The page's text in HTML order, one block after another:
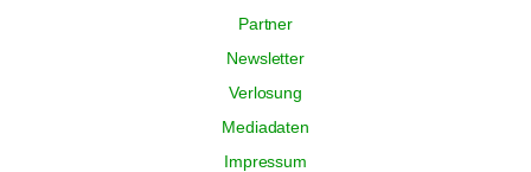
Partner
Newsletter
Verlosung
Mediadaten
Impressum